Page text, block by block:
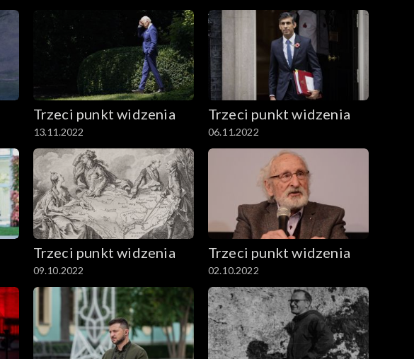
Trzeci punkt widzenia
13.11.2022
Trzeci punkt widzenia
06.11.2022
Trzeci punkt widzenia
09.10.2022
Trzeci punkt widzenia
02.10.2022